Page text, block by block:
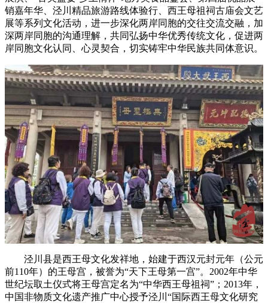
销嘉年华、泾川精品旅游路线体验行、西王母祖祠古庙会文艺
展等系列文化活动，进一步深化两岸同胞的交往交流交融，加
深两岸同胞的沟通理解，共同弘扬中华优秀传统文化，促进两
岸同胞文化认同、心灵契合，切实铸牢中华民族共同体意识。
泾川县是西王母文化发祥地，始建于西汉元封元年（公元
前110年）的王母宫，被誉为“天下王母第一宫”。2002年中华
世纪坛取土仪式将王母宫定名为“中华西王母祖祠”；2013年，
中国非物质文化遗产推广中心授予泾川“国际西王母文化研究